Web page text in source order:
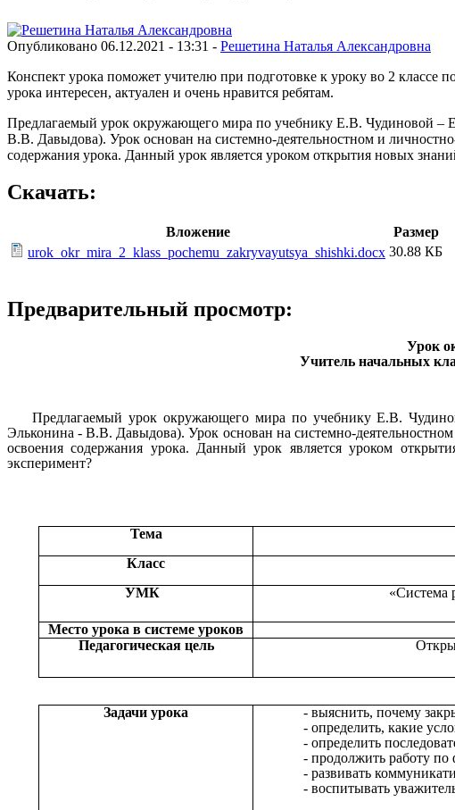
Опубликовано 06.12.2021 - 13:31 - Решетина Наталья Александровна
Конспект урока поможет учителю при подготовке к уроку во 2
урока интересен, актуален и очень нравится ребятам.
Предлагаемый урок окружающего мира по учебнику Е.В. Чудиновой –
В.В. Давыдова). Урок основан на системно-деятельностном и
содержания урока. Данный урок является уроком открытия новых
Скачать:
Вложение
Размер
urok_okr_mira_2_klass_pochemu_zakryvayutsya_shishki.docx 30.88 КБ
Предварительный просмотр:
Урок
Учитель начальных
Предлагаемый урок окружающего мира по учебнику Е.В.
Эльконина - В.В. Давыдова). Урок основан на системно-
освоения содержания урока. Данный урок является уроком
эксперимент?
Тема
Класс
УМК
«Система
Место урока в системе уроков
Педагогическая цель
Задачи урока
- выяснить, почему
- определить, какие
- определить
- продолжить работу
- развивать
- воспитывать